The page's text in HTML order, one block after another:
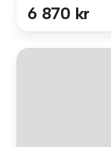
6 870 kr